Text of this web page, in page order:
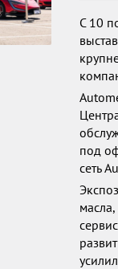
С 10
под
сеть